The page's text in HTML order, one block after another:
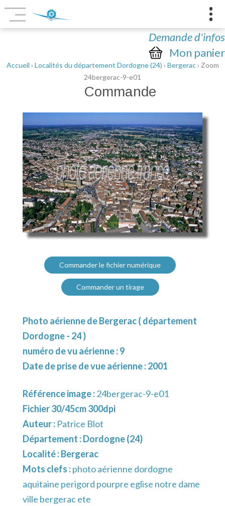
Demande d'infos
Mon panier
Accueil › Localités du département Dordogne (24) › Bergerac› Zoom
24bergerac-9-e01
Commande
Commander le fichier numérique
Commander un tirage
Photo aérienne de Bergerac ( département
Dordogne - 24 )
numéro de vu aérienne : 9
Date de prise de vue aérienne : 2001
Référence image :24bergerac-9-e01
Fichier 30/45cm 300dpi
Auteur : Patrice Blot
Département :Dordogne (24)
Localité :Bergerac
Mots clefs :photo aérienne dordogne
aquitaine perigord pourpre eglise notre dame
ville bergerac ete